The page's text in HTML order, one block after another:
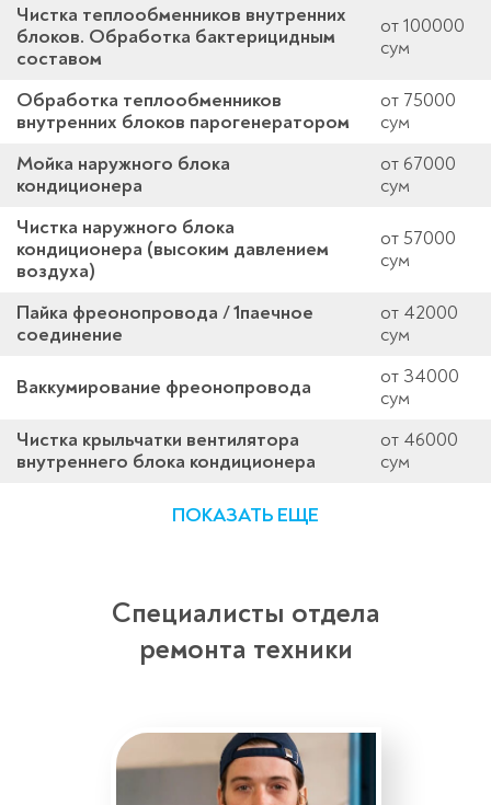
Чистка теплообменников внутренних
блоков. Обработка бактерицидным
составом
от 100000
сум
Обработка теплообменников
внутренних блоков парогенератором
от 75000
сум
Мойка наружного блока
кондиционера
от 67000
сум
Чистка наружного блока
кондиционера (высоким давлением
воздуха)
от 57000
сум
Пайка фреонопровода / 1паечное
соединение
от 42000
сум
Ваккумирование фреонопровода
от 34000
сум
Чистка крыльчатки вентилятора
внутреннего блока кондиционера
от 46000
сум
ПОКАЗАТЬ ЕЩЕ
Специалисты отдела
ремонта техники